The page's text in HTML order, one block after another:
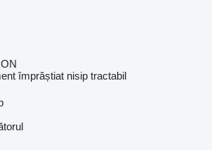
împrăștiat nisip tractabil